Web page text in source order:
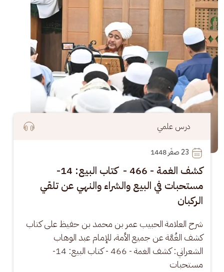
درس علمي
23
كشف الغمة - 466 - كتاب البيع: 14-
مستحبات في البيع والشراء والنهي عن تلقي
الركبان
شرح العلامة الحبيب عمر بن محمد بن حفيظ على كتاب
كشف الغُمَّة عن جميع الأمة، للإمام عبد الوهاب
الشعراني: كشف الغمة - 466 - كتاب البيع: 14-
مستحبات